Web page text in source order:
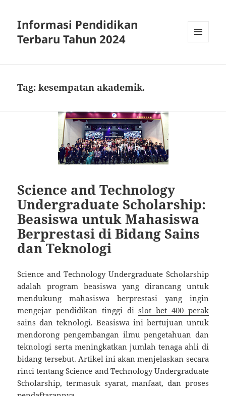
Informasi Pendidikan
Terbaru Tahun 2024
Tag:kesempatan akademik.
Science and Technology
Undergraduate Scholarship:
Beasiswa untuk Mahasiswa
Berprestasi di Bidang Sains
dan Teknologi
Science and Technology Undergraduate Scholarship
adalah program beasiswa yang dirancang untuk
mendukung mahasiswa berprestasi yang ingin
mengejar pendidikan tinggi dislot bet 400 perak
sains dan teknologi. Beasiswa ini bertujuan untuk
mendorong pengembangan ilmu pengetahuan dan
teknologi serta meningkatkan jumlah tenaga ahli di
bidang tersebut. Artikel ini akan menjelaskan secara
rinci tentang Science and Technology Undergraduate
Scholarship, termasuk syarat, manfaat, dan proses